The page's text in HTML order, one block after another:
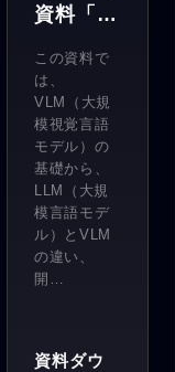
資料「3
るVLM」
この資料で
は、
VLM（大規
模視覚言語
モデル）の
基礎から、
LLM（大規
模言語モデ
ル）とVLM
の違い、
開…
資料ダウ